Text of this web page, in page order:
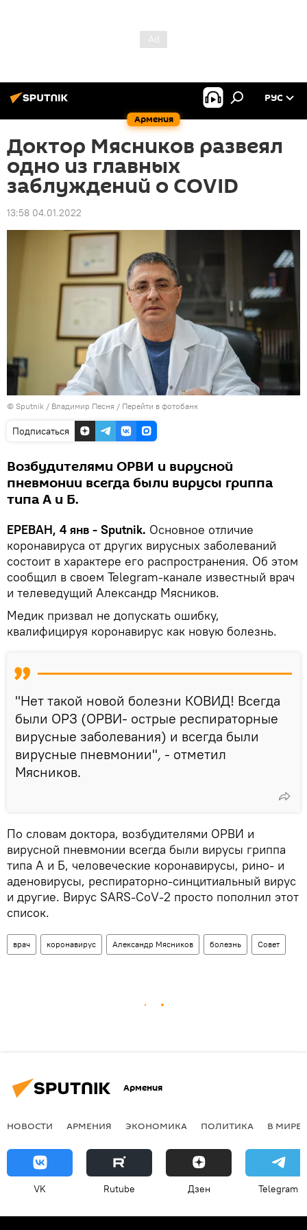
Армения
РУС
Доктор Мясников развеял
одно из главных
заблуждений о COVID
13:58 04.01.2022
© Sputnik / Владимир Песня / Перейти в фотобанк
Подписаться
Возбудителями ОРВИ и вирусной
пневмонии всегда были вирусы гриппа
типа А и Б.
ЕРЕВАН, 4 янв - Sputnik. Основное отличие
коронавируса от других вирусных заболеваний
состоит в характере его распространения. Об этом
сообщил в своем Telegram-канале известный врач
и телеведущий Александр Мясников.
Медик призвал не допускать ошибку,
квалифицируя коронавирус как новую болезнь.
"Нет такой новой болезни КОВИД! Всегда
были ОРЗ (ОРВИ- острые респираторные
вирусные заболевания) и всегда были
вирусные пневмонии", - отметил
Мясников.
По словам доктора, возбудителями ОРВИ и
вирусной пневмонии всегда были вирусы гриппа
типа А и Б, человеческие коронавирусы, рино- и
аденовирусы, респираторно-синцитиальный вирус
и другие. Вирус SARS-CoV-2 просто пополнил этот
список.
врач коронавирус Александр Мясников болезнь Совет
Армения
НОВОСТИ АРМЕНИЯ ЭКОНОМИКА ПОЛИТИКА В МИРЕ
VK Rutube Дзен Telegram